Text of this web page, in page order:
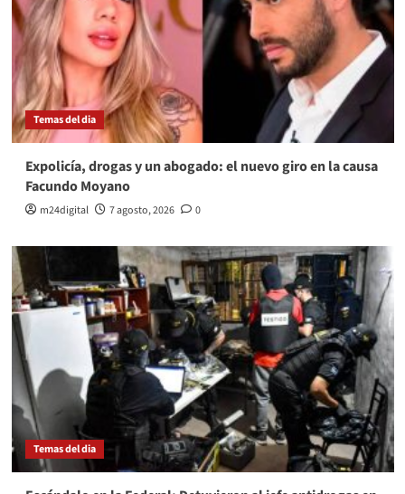
Temas del dia
Expolicía, drogas y un abogado: el nuevo giro en la causa
Facundo Moyano
m24digital 7 agosto, 2026 0
Temas del dia